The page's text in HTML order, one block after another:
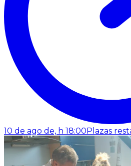
10 de ago de, h 18:00 Plazas